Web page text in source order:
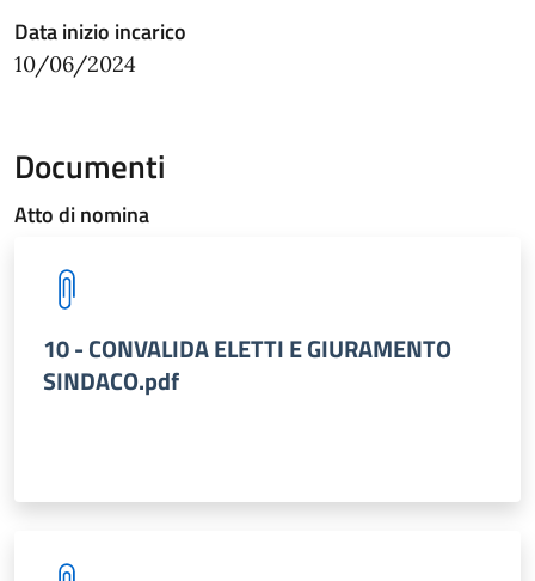
Data inizio incarico
10/06/2024
Documenti
Atto di nomina
10 - CONVALIDA ELETTI E GIURAMENTO
SINDACO.pdf